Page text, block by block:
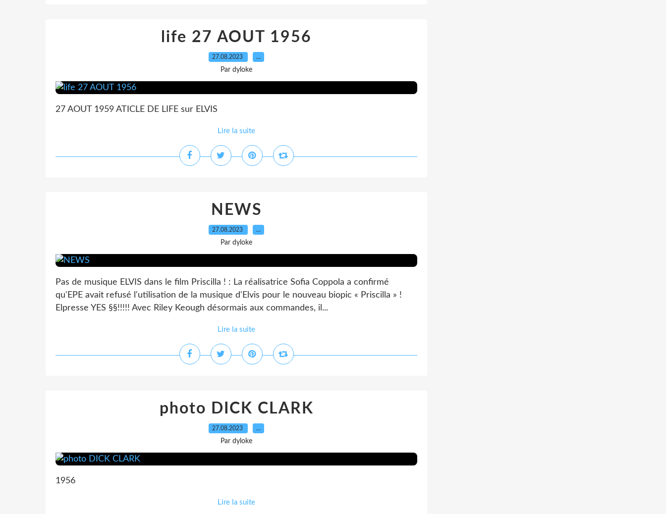
life 27 AOUT 1956
27.08.2023 …
Par dyloke
27 AOUT 1959 ATICLE DE LIFE sur ELVIS
Lire la suite
NEWS
27.08.2023 …
Par dyloke
Pas de musique ELVIS dans le film Priscilla ! : La réalisatrice Sofia Coppola a confirmé
qu'EPE avait refusé l'utilisation de la musique d'Elvis pour le nouveau biopic « Priscilla » !
Elpresse YES §§!!!!! Avec Riley Keough désormais aux commandes, il...
Lire la suite
photo DICK CLARK
27.08.2023 …
Par dyloke
1956
Lire la suite